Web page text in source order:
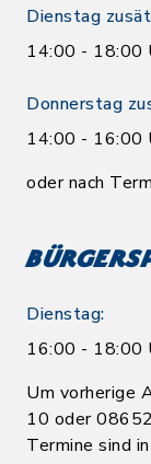
Dienstag
14:00 - 18:00
Donnerstag
14:00 - 16:00
oder nach
Dienstag:
16:00 - 18:00
Um vorherige
10 oder
Termine sind